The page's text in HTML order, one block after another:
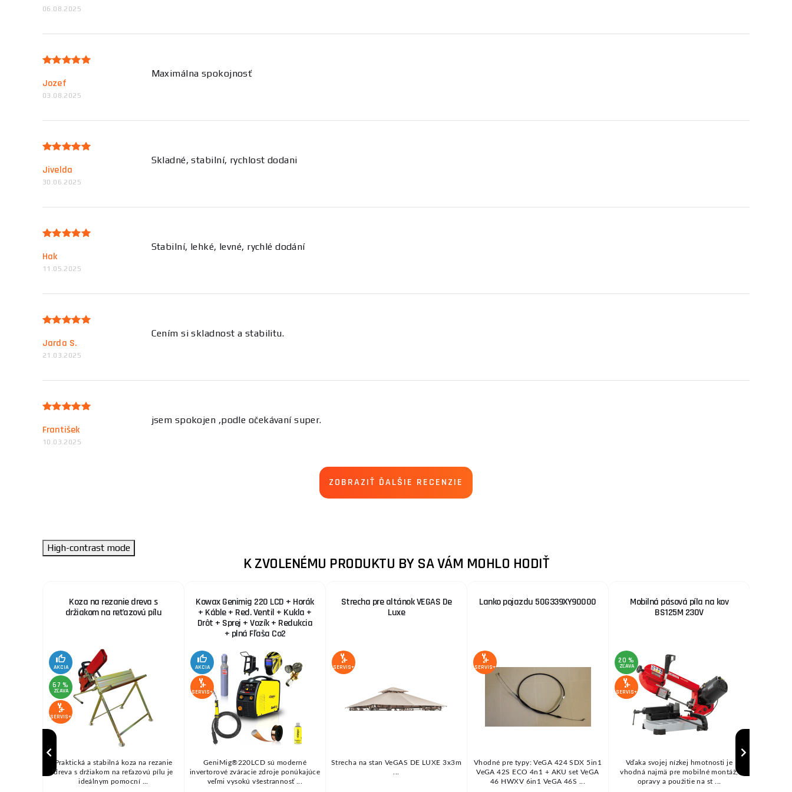
06.08.2025
Jozef
03.08.2025
Maximálna spokojnosť
Jivelda
30.06.2025
Skladné, stabilní, rychlost dodani
Hak
11.05.2025
Stabilní, lehké, levné, rychlé dodání
Jarda S.
21.03.2025
Cením si skladnost a stabilitu.
František
10.03.2025
jsem spokojen ,podle očekávaní super.
ZOBRAZIŤ ĎALŠIE RECENZIE
High-contrast mode
K ZVOLENÉMU PRODUKTU BY SA VÁM MOHLO HODIŤ
Koza na rezanie dreva s
držiakom na reťazovú pílu
AKCIA
67 %
ZĽAVA
SERVIS+
Praktická a stabilná koza na rezanie
dreva s držiakom na reťazovú pílu je
ideálnym pomocní ...
Kowax Genimig 220 LCD + Horák
+ Káble + Red. Ventil + Kukla +
Drôt + Sprej + Vozík + Redukcia
+ plná Fľaša Co2
AKCIA
SERVIS+
GeniMig®220LCD sú moderné
invertorové zváracie zdroje ponúkajúce
veľmi vysokú všestrannosť ...
Strecha pre altánok VEGAS De
Luxe
SERVIS+
Strecha na stan VeGAS DE LUXE 3x3m
Lanko pojazdu 50G339XY90000
SERVIS+
Vhodné pre typy: VeGA 424 SDX 5in1
VeGA 42S ECO 4n1 + AKU set VeGA
46 HWXV 6in1 VeGA 46S ...
Mobilná pásová píla na kov
BS125M 230V
20 %
ZĽAVA
SERVIS+
Vďaka svojej nízkej hmotnosti je
vhodná najmä pre mobilné montáž,
opravy a použitie na st ...